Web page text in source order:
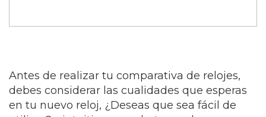
Antes de realizar tu comparativa de relojes,
debes considerar las cualidades que esperas
en tu nuevo reloj, ¿Deseas que sea fácil de